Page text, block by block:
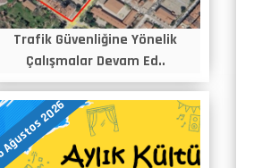
Trafik Güvenliğine Yönelik
Çalışmalar Devam Ed..
2026